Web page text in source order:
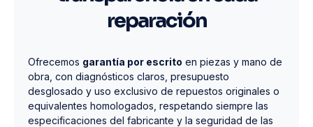
reparación
Ofrecemos garantía por escrito en piezas y mano de
obra, con diagnósticos claros, presupuesto
desglosado y uso exclusivo de repuestos originales o
equivalentes homologados, respetando siempre las
especificaciones del fabricante y la seguridad de las